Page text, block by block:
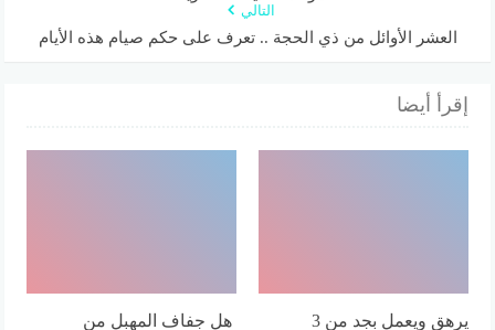
التالي
العشر الأوائل من ذي الحجة .. تعرف على حكم صيام هذه الأيام
إقرأ أيضا
يرهق ويعمل بجد من 3
هل جفاف المهبل من